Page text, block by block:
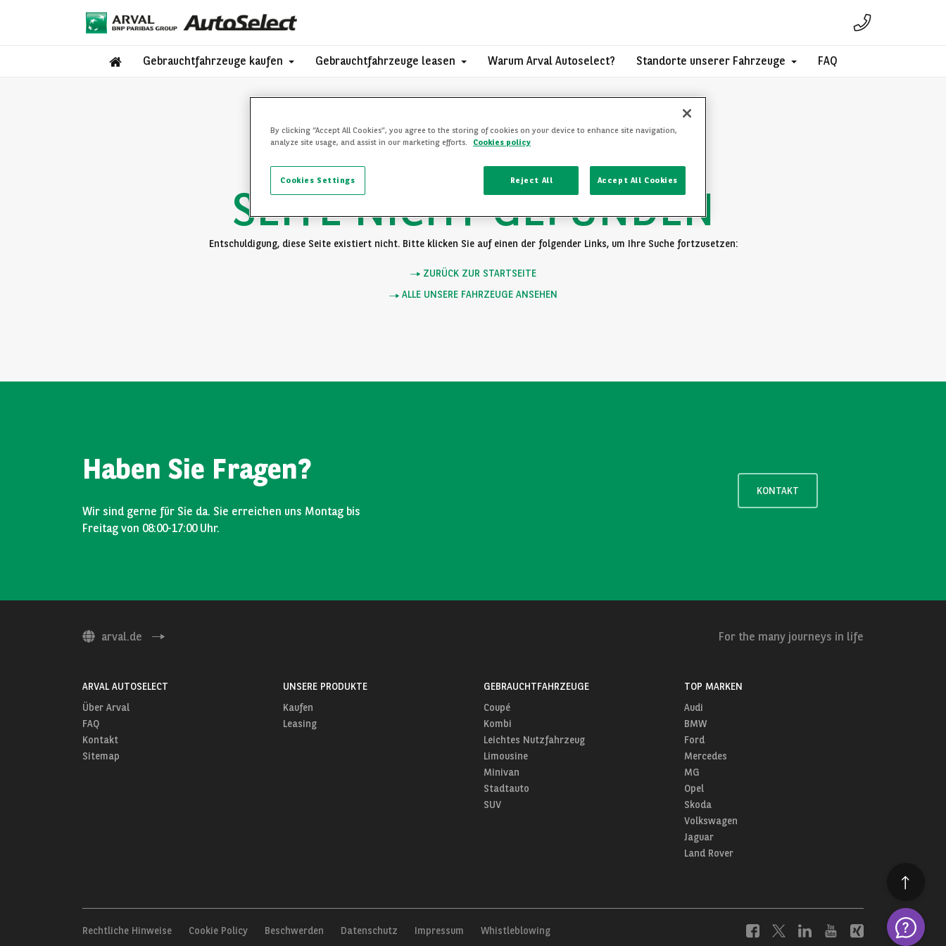
Gebrauchtfahrzeuge kaufen Gebrauchtfahrzeuge leasen Warum Arval Autoselect? Standorte unserer Fahrzeuge FAQ
SEITE NICHT GEFUNDEN
Entschuldigung, diese Seite existiert nicht. Bitte klicken Sie auf einen der folgender Links, um Ihre Suche fortzusetzen:
ZURÜCK ZUR STARTSEITE
ALLE UNSERE FAHRZEUGE ANSEHEN
Haben Sie Fragen?
Wir sind gerne für Sie da. Sie erreichen uns Montag bis
Freitag von 08:00-17:00 Uhr.
KONTAKT
arval.de For the many journeys in life
ARVAL AUTOSELECT
Über Arval
FAQ
Kontakt
Sitemap
UNSERE PRODUKTE
Kaufen
Leasing
GEBRAUCHTFAHRZEUGE
Coupé
Kombi
Leichtes Nutzfahrzeug
Limousine
Minivan
Stadtauto
SUV
TOP MARKEN
Audi
BMW
Ford
Mercedes
MG
Opel
Skoda
Volkswagen
Jaguar
Land Rover
Rechtliche Hinweise Cookie Policy Beschwerden Datenschutz Impressum Whistleblowing
By clicking “Accept All Cookies”, you agree to the storing of cookies on your device to enhance site navigation,
analyze site usage, and assist in our marketing efforts.
Cookies policy
Reject All Accept All Cookies
Cookies Settings